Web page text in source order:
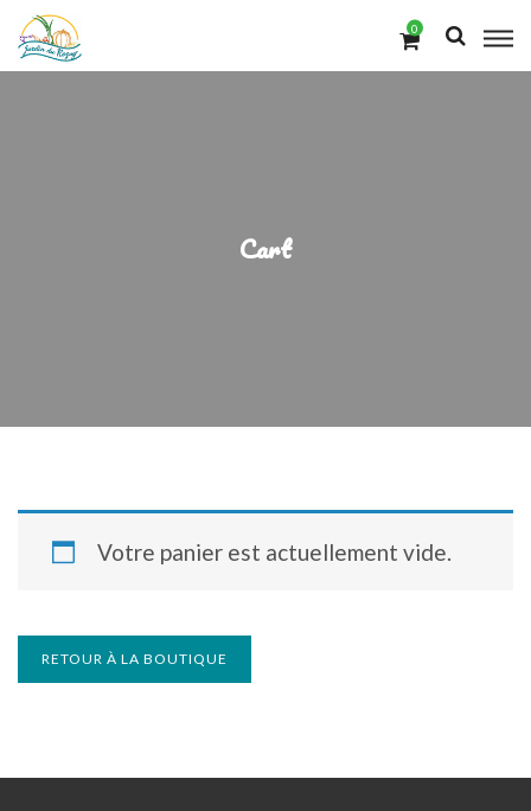
0
Cart
Votre panier est actuellement vide.
RETOUR À LA BOUTIQUE